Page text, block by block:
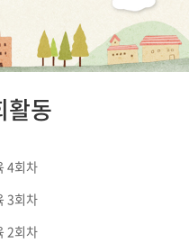
활동
4회차
3회차
2회차